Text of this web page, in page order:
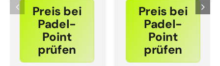
Preis bei
Padel-
Point
prüfen
Preis bei
Padel-
Point
prüfen